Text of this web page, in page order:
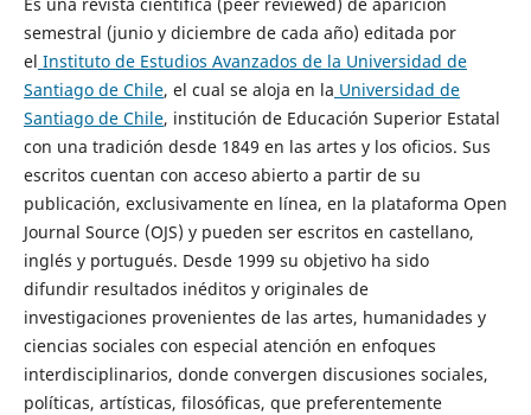
semestral (junio y diciembre de cada año) editada por
el Instituto de Estudios Avanzados de la Universidad de
Santiago de Chile, el cual se aloja en la Universidad de
Santiago de Chile, institución de Educación Superior Estatal
con una tradición desde 1849 en las artes y los oficios. Sus
escritos cuentan con acceso abierto a partir de su
publicación, exclusivamente en línea, en la plataforma Open
Journal Source (OJS) y pueden ser escritos en castellano,
inglés y portugués. Desde 1999 su objetivo ha sido
difundir resultados inéditos y originales de
investigaciones provenientes de las artes, humanidades y
ciencias sociales con especial atención en enfoques
interdisciplinarios, donde convergen discusiones sociales,
políticas, artísticas, filosóficas, que preferentemente